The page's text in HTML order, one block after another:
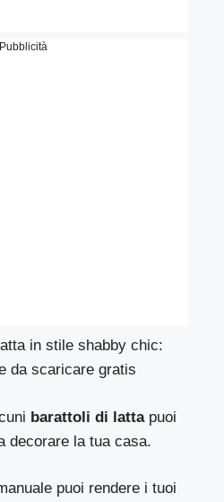
Pubblicità
in stile shabby chic:
da scaricare gratis
barattoli di lattapuoi
decorare la tua casa.
puoi rendere i tuoi